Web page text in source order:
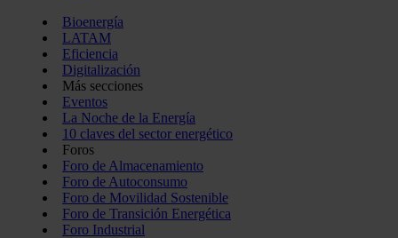
Bioenergía
LATAM
Eficiencia
Digitalización
Más secciones
Eventos
La Noche de la Energía
10 claves del sector energético
Foros
Foro de Almacenamiento
Foro de Autoconsumo
Foro de Movilidad Sostenible
Foro de Transición Energética
Foro Industrial